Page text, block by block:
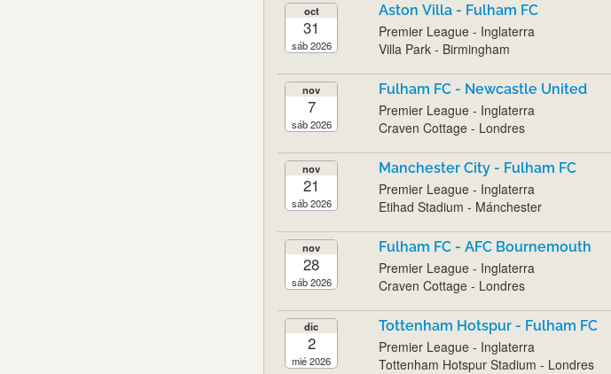
oct
31
sáb 2026
Aston Villa - Fulham FC
Premier League - Inglaterra
Villa Park - Birmingham
nov
7
sáb 2026
Fulham FC - Newcastle United
Premier League - Inglaterra
Craven Cottage - Londres
nov
21
sáb 2026
Manchester City - Fulham FC
Premier League - Inglaterra
Etihad Stadium - Mánchester
nov
28
sáb 2026
Fulham FC - AFC Bournemouth
Premier League - Inglaterra
Craven Cottage - Londres
dic
2
mié 2026
Tottenham Hotspur - Fulham FC
Premier League - Inglaterra
Tottenham Hotspur Stadium - Londres